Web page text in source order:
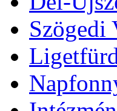
Szögedi